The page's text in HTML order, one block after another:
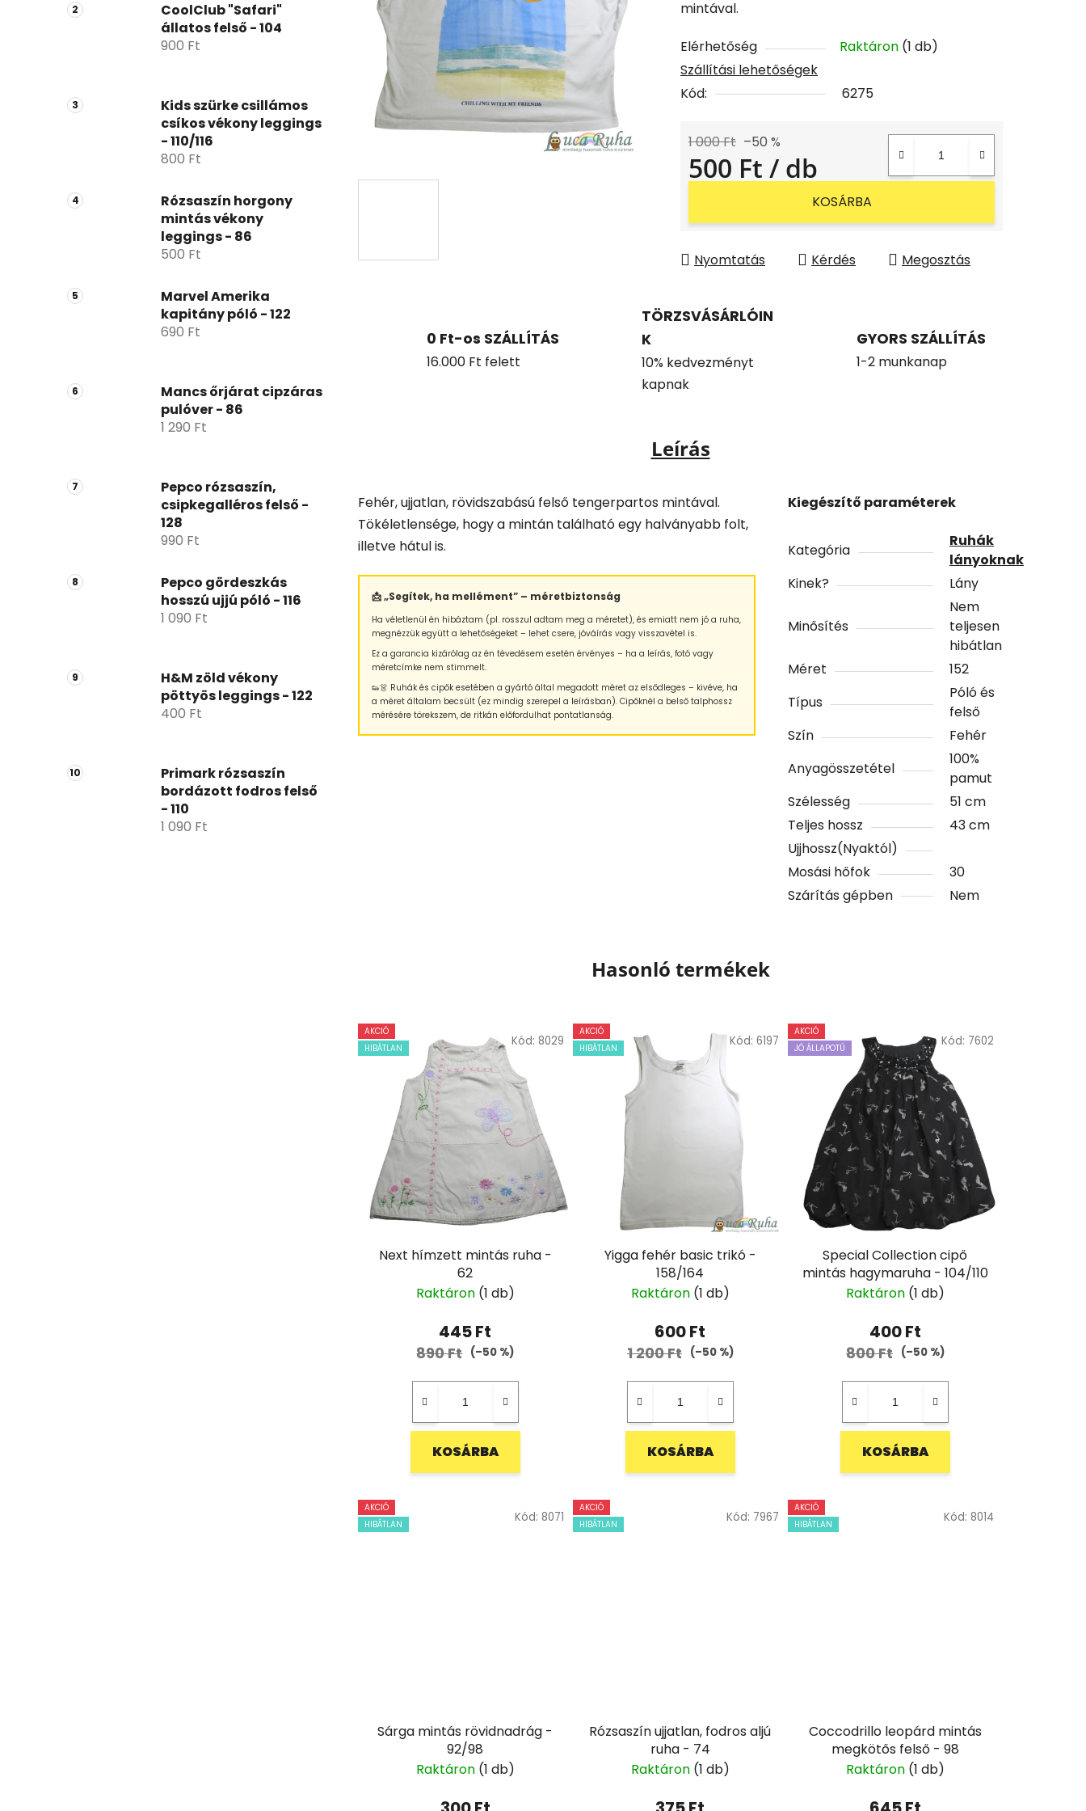
p
l
CoolClub "Safari"
állatos felső - 104
900 Ft
Kids szürke csillámos
csíkos vékony leggings
- 110/116
800 Ft
Rózsaszín horgony
mintás vékony
leggings - 86
500 Ft
Marvel Amerika
kapitány póló - 122
690 Ft
Mancs őrjárat cipzáras
pulóver - 86
1 290 Ft
Pepco rózsaszín,
csipkegalléros felső -
128
990 Ft
Pepco gördeszkás
hosszú ujjú póló - 116
1 090 Ft
H&M zöld vékony
pöttyös leggings - 122
400 Ft
Primark rózsaszín
bordázott fodros felső
- 110
1 090 Ft
mintával.
Elérhetőség Raktáron (1 db)
Szállítási lehetőségek
Kód:
6275
1 000 Ft –50 %
500 Ft / db
KOSÁRBA
Nyomtatás Kérdés Megosztás
0 Ft-os SZÁLLÍTÁS
16.000 Ft felett
TÖRZSVÁSÁRLÓIN
K
10% kedvezményt
kapnak
GYORS SZÁLLÍTÁS
1-2 munkanap
Leírás
Fehér, ujjatlan, rövidszabású felső tengerpartos mintával.
Tökéletlensége, hogy a mintán található egy halványabb folt,
illetve hátul is.
📩 „Segítek, ha mellément” – méretbiztonság
Ha véletlenül én hibáztam (pl. rosszul adtam meg a méretet), és emiatt nem jó a ruha,
megnézzük együtt a lehetőségeket – lehet csere, jóváírás vagy visszavétel is.
Ez a garancia kizárólag az én tévedésem esetén érvényes – ha a leírás, fotó vagy
méretcímke nem stimmelt.
👟👗 Ruhák és cipők esetében a gyártó által megadott méret az elsődleges – kivéve, ha
a méret általam becsült (ez mindig szerepel a leírásban). Cipőknél a belső talphossz
mérésére törekszem, de ritkán előfordulhat pontatlanság.
Kiegészítő paraméterek
Kategória
Ruhák
lányoknak
Kinek?
Lány
Minősítés
Nem
teljesen
hibátlan
Méret
152
Típus
Póló és
felső
Szín
Fehér
Anyagösszetétel
100%
pamut
Szélesség
51 cm
Teljes hossz
43 cm
Ujjhossz(Nyaktól)
Mosási hőfok
30
Szárítás gépben
Nem
Hasonló termékek
AKCIÓ
HIBÁTLAN
Next hímzett mintás ruha -
62
Raktáron (1 db)
445 Ft
890 Ft (–50 %)
KOSÁRBA
Kód: 8029
AKCIÓ
HIBÁTLAN
Yigga fehér basic trikó -
158/164
Raktáron (1 db)
600 Ft
1 200 Ft (–50 %)
KOSÁRBA
Kód: 6197
AKCIÓ
JÓ ÁLLAPOTÚ
Special Collection cipő
mintás hagymaruha - 104/110
Raktáron (1 db)
400 Ft
800 Ft (–50 %)
KOSÁRBA
Kód: 7602
AKCIÓ
HIBÁTLAN
Sárga mintás rövidnadrág -
92/98
Raktáron (1 db)
Kód: 8071
AKCIÓ
HIBÁTLAN
Rózsaszín ujjatlan, fodros aljú
ruha - 74
Raktáron (1 db)
Kód: 7967
AKCIÓ
HIBÁTLAN
Coccodrillo leopárd mintás
megkötős felső - 98
Raktáron (1 db)
Kód: 8014